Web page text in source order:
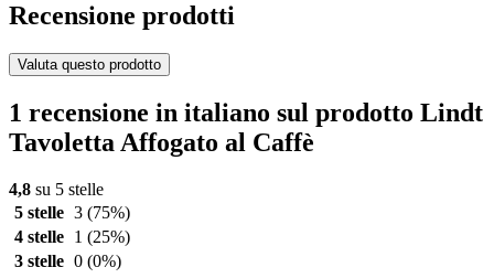
Recensione prodotti
Valuta questo prodotto
1 recensione in italiano sul prodotto Lindt
Tavoletta Affogato al Caffè
4,8 su 5 stelle
5 stelle 3 (75%)
4 stelle
1 (25%)
3 stelle 0 (0%)